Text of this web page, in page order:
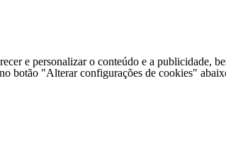
e personalizar o conteúdo e a publicidade,
botão "Alterar configurações de cookies"